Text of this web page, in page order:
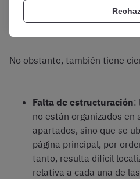
Además, la página funciona de
encontrarse información
No obstante, también tiene
Falta de estructuración:
no están organizados en
apartados, sino que se
página principal, por
tanto, resulta difícil
relativa a cada una de